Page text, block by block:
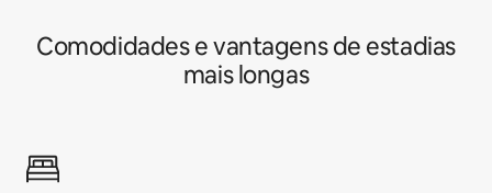
Comodidades e vantagens de estadias
mais longas